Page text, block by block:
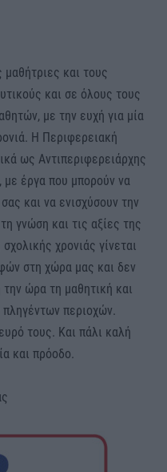
και τους
και σε όλους τους
με την ευχή για μία
Η Περιφερειακή
ως Αντιπεριφερειάρχης
με έργα που μπορούν να
και να ενισχύσουν την
γνώση και τις αξίες της
χρονιάς γίνεται
στη χώρα μας και δεν
ώρα τη μαθητική και
πληγέντων περιοχών.
τους. Και πάλι καλή
και πρόοδο.